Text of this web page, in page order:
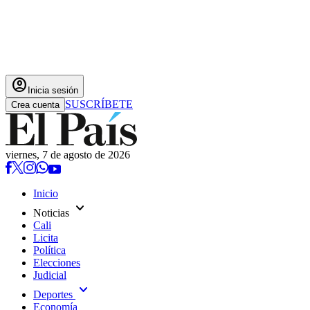
account_circle Inicia sesión
Crea cuenta SUSCRÍBETE
viernes, 7 de agosto de 2026
Inicio
Noticias expand_more
Cali
Licita
Política
Elecciones
Judicial
Deportes expand_more
Economía